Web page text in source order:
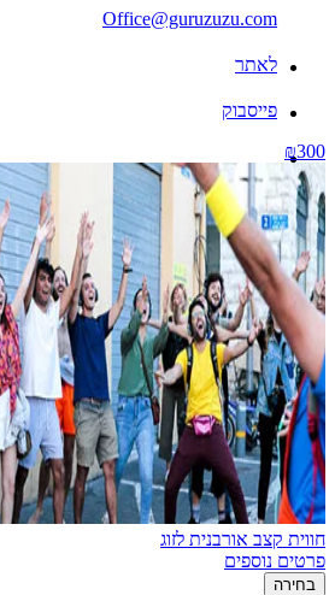
Office@guruzuzu.com
לאתר
פייסבוק
₪300
חווית קצב אורבנית לזוג
פרטים נוספים
בחירה